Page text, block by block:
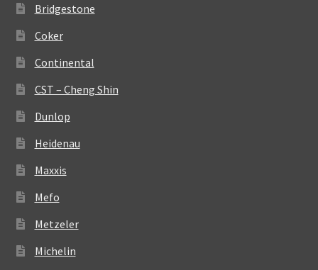
Bridgestone
Coker
Continental
CST – Cheng Shin
Dunlop
Heidenau
Maxxis
Mefo
Metzeler
Michelin